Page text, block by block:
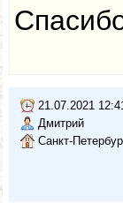
21.07.2021
Дмитрий
Санкт-